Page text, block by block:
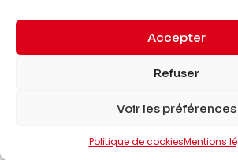
Accepter
Refuser
Voir les préférences
Politique de cookiesMentions
© 2026 Nipponzilla. Tous
Mentions